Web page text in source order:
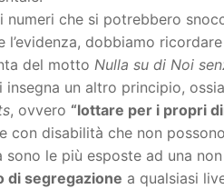
numeri che si potrebbero
l’evidenza, dobbiamo
del motto Nulla su di Noi
insegna un altro principio,
, ovvero “lottare per i propri
con disabilità che non
sono le più esposte ad una
di segregazione a qualsiasi